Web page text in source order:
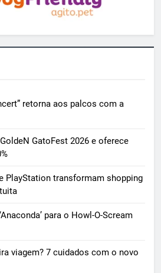
retorna aos palcos com a
GatoFest 2026 e oferece
PlayStation transformam shopping
para o Howl-O-Scream
viagem? 7 cuidados com o novo